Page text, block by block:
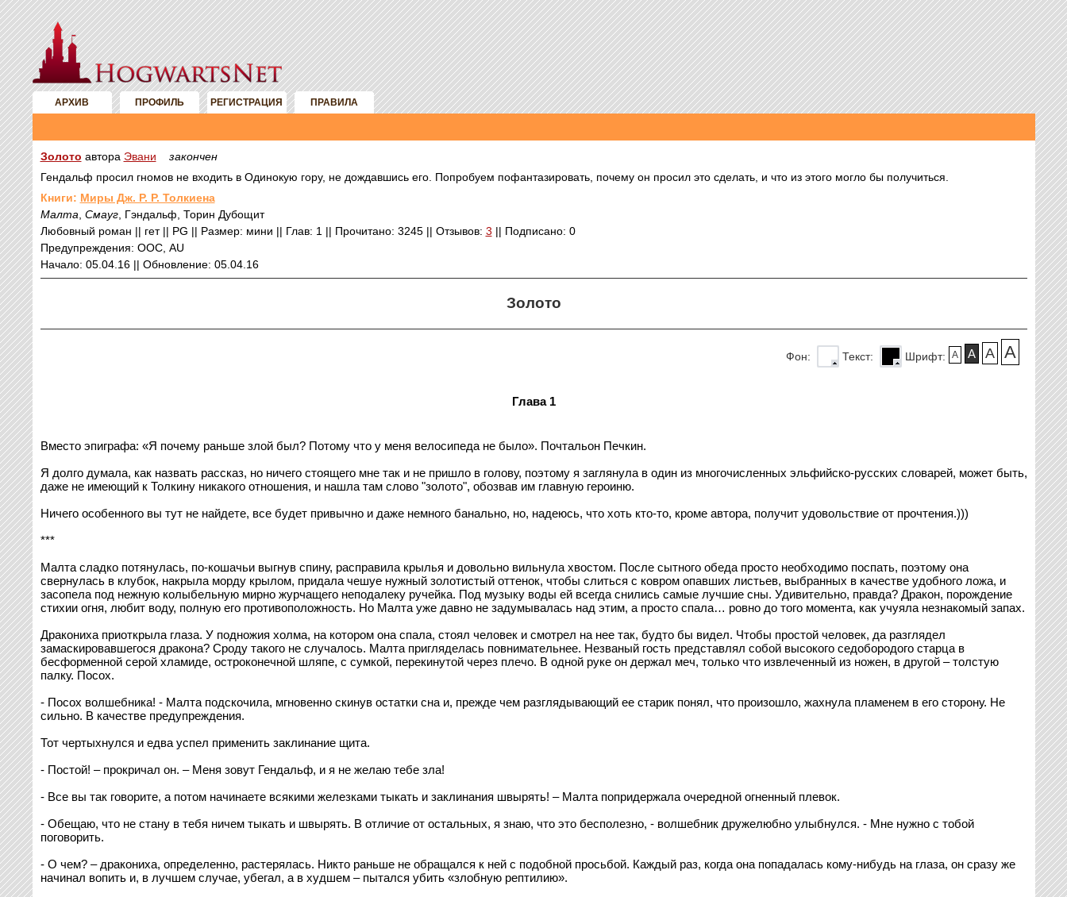
АРХИВ ПРОФИЛЬ РЕГИСТРАЦИЯ ПРАВИЛА
Золото автора Эвани
закончен
Гендальф просил гномов не входить в Одинокую гору, не дождавшись его. Попробуем пофантазировать, почему он просил это сделать, и что из этого могло бы получиться.
Книги: Миры Дж. Р. Р. Толкиена
Малта Смауг, Гэндальф, Торин Дубощит
Любовный роман || гет || PG || Размер: мини || Глав: 1 || Прочитано: 3245 || Отзывов: 3 || Подписано: 0
Предупреждения: ООС, AU
Начало: 05.04.16 || Обновление: 05.04.16
Золото
A A A A
Шрифт:
Текст:
Фон:
Глава 1
Вместо эпиграфа: «Я почему раньше злой был? Потому что у меня велосипеда не было». Почтальон Печкин.
Я долго думала, как назвать рассказ, но ничего стоящего мне так и не пришло в голову, поэтому я заглянула в один из многочисленных эльфийско-русских словарей, может быть,
даже не имеющий к Толкину никакого отношения, и нашла там слово "золото", обозвав им главную героиню.
Ничего особенного вы тут не найдете, все будет привычно и даже немного банально, но, надеюсь, что хоть кто-то, кроме автора, получит удовольствие от прочтения.)))
***
Малта сладко потянулась, по-кошачьи выгнув спину, расправила крылья и довольно вильнула хвостом. После сытного обеда просто необходимо поспать, поэтому она
свернулась в клубок, накрыла морду крылом, придала чешуе нужный золотистый оттенок, чтобы слиться с ковром опавших листьев, выбранных в качестве удобного ложа, и
засопела под нежную колыбельную мирно журчащего неподалеку ручейка. Под музыку воды ей всегда снились самые лучшие сны. Удивительно, правда? Дракон, порождение
стихии огня, любит воду, полную его противоположность. Но Малта уже давно не задумывалась над этим, а просто спала… ровно до того момента, как учуяла незнакомый запах.
Дракониха приоткрыла глаза. У подножия холма, на котором она спала, стоял человек и смотрел на нее так, будто бы видел. Чтобы простой человек, да разглядел
замаскировавшегося дракона? Сроду такого не случалось. Малта пригляделась повнимательнее. Незваный гость представлял собой высокого седобородого старца в
бесформенной серой хламиде, остроконечной шляпе, с сумкой, перекинутой через плечо. В одной руке он держал меч, только что извлеченный из ножен, в другой – толстую
палку. Посох.
- Посох волшебника! - Малта подскочила, мгновенно скинув остатки сна и, прежде чем разглядывающий ее старик понял, что произошло, жахнула пламенем в его сторону. Не
сильно. В качестве предупреждения.
Тот чертыхнулся и едва успел применить заклинание щита.
- Постой! – прокричал он. – Меня зовут Гендальф, и я не желаю тебе зла!
- Все вы так говорите, а потом начинаете всякими железками тыкать и заклинания швырять! – Малта попридержала очередной огненный плевок.
- Обещаю, что не стану в тебя ничем тыкать и швырять. В отличие от остальных, я знаю, что это бесполезно, - волшебник дружелюбно улыбнулся. - Мне нужно с тобой
поговорить.
- О чем? – дракониха, определенно, растерялась. Никто раньше не обращался к ней с подобной просьбой. Каждый раз, когда она попадалась кому-нибудь на глаза, он сразу же
начинал вопить и, в лучшем случае, убегал, а в худшем – пытался убить «злобную рептилию».